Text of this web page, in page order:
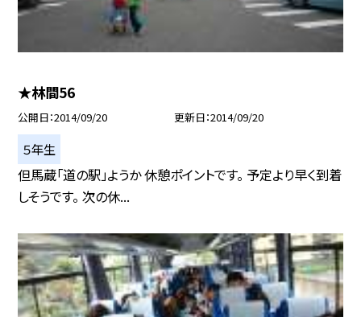
★林間56
公開日 2014/09/20 更新日 2014/09/20
５年生
但馬蔵「道の駅」ようか 休憩ポイントです。 予定より早く到着
しそうです。 次の休...